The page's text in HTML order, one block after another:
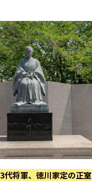
代将軍、徳川家定の正室